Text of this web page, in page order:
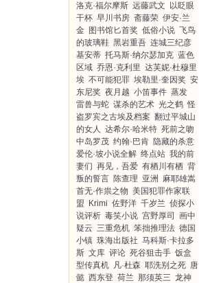
洛克·福尔摩斯 远藤武文
以眨眼
干杯 早川书房 斋藤荣 伊安·兰
金 图书馆匕首奖 低俗小说 飞鸟
的玻璃鞋 黑岩重吾 连城三纪彦
基安蒂 托马斯·纳尔瑟加克 蓝色
区域 乔恩·克利里 达芙妮·杜穆里
埃 不可能犯罪 埃勒里·奎因奖 安
东尼奖 夜月越 小笛事件 蒸发
雷兽与蛇 谋杀的艺术 光之鹤 怪
盗罗宾之古埃及档案 翻过平城山
的女人 达希尔·哈米特 死前之吻
中岛罗茂 约翰·巴肯 隐藏的杀意
爱伦·坡小说全解 终点站 我的前
妻们 再见，吾爱 有栖川有栖 背
叛的誓言 陈查理 亚洲
麻耶雄嵩
首无·作祟之物 美国犯罪作家联
盟
Krimi 佐野洋 千岁兰 侦探小
说评析 毒笑小说 宫野厚司
画中
疑云 三重危机 笨拙推理法 德国
小镇 珠海出版社 马科斯·卡拉多
斯 文库 评论 死谷狙击手 饭盒
型传真机 凡·杜森 耶洗别之死 唐
懿 西东登 荷兰 那须英三 龙神